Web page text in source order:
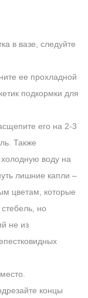
в вазе, следуйте
ее прохладной
подкормки для
его на 2-3
Также
холодную воду на
лишние капли –
цветам, которые
но
не из
концы